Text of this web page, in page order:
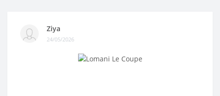
Ziya
24/05/2026